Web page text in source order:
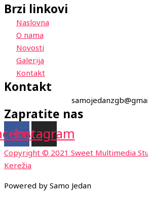
Brzi linkovi
Naslovna
O nama
Novosti
Galerija
Kontakt
Kontakt
Zapratite nas
Instagram
Copyright © 2021 Sweet Multimedia
Kerežia
Powered by Samo Jedan